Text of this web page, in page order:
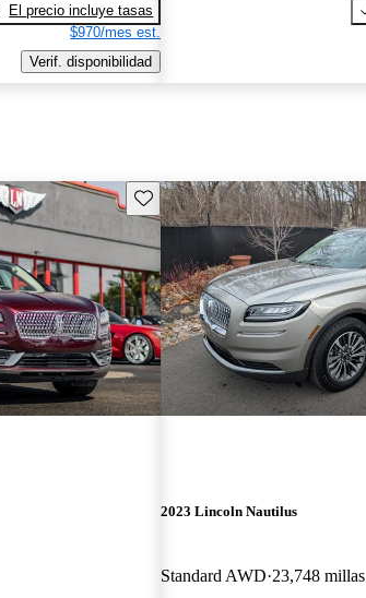
El precio incluye tasas
$970/mes est.
Verif. disponibilidad
Guarda este Aviso
2023 Lincoln Nautilus
Standard AWD 23,748 millas